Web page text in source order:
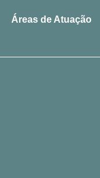
Áreas de Atuação